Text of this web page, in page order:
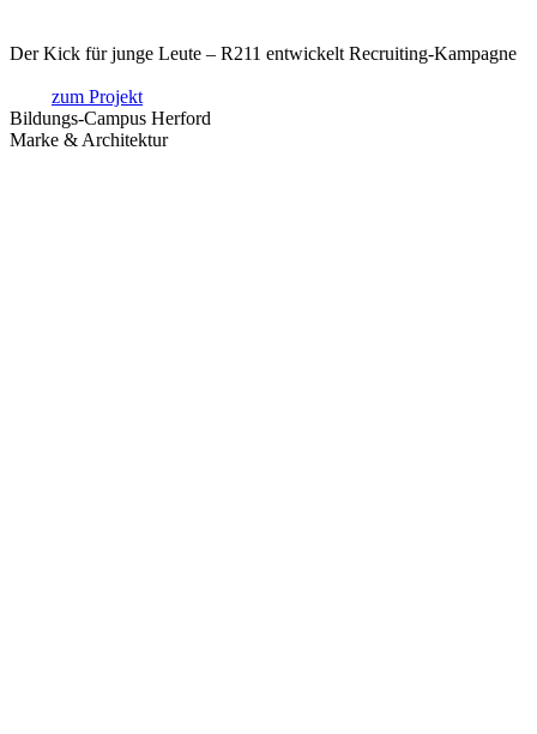
Der Kick für junge Leute – R211 entwickelt Recruiting-Kampagne
zum Projekt
Bildungs-Campus Herford
Marke & Architektur